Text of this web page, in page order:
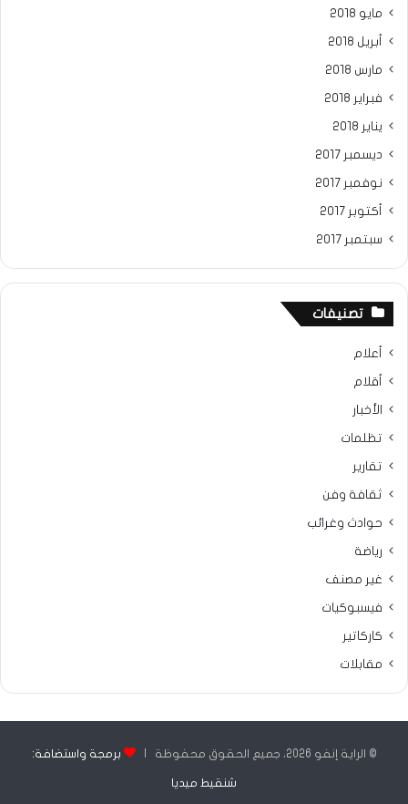
مايو 2018
أبريل 2018
مارس 2018
فبراير 2018
يناير 2018
ديسمبر 2017
نوفمبر 2017
أكتوبر 2017
سبتمبر 2017
تصنيفات
أعلام
أقلام
الأخبار
تظلمات
تقارير
ثقافة وفن
حوادث وغرائب
رياضة
غير مصنف
فيسبوكيات
كاركاتير
مقابلات
© الراية إنفو 2026، جميع الحقوق محفوظة | برمجة واستضافة:
شنقيط ميديا